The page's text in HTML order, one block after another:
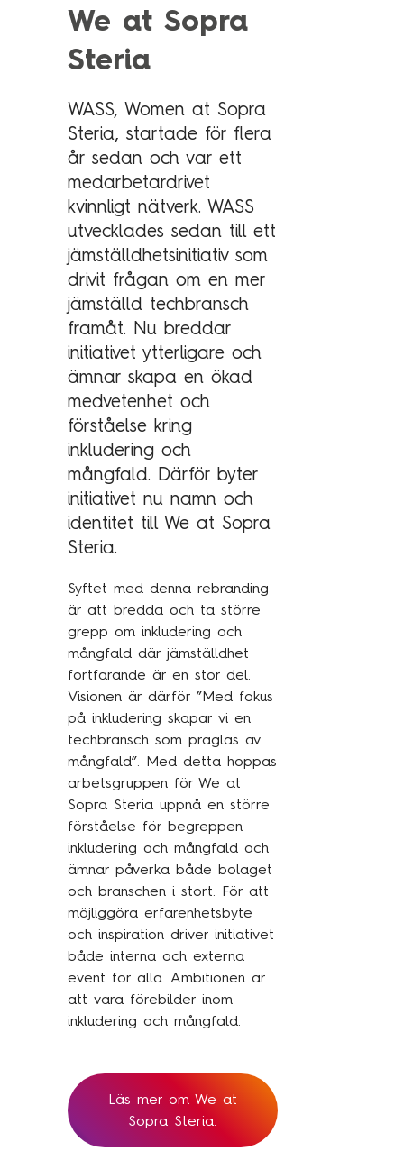
Technology Management
Branschexpertis
Energi
Hälsa & sjukvård
Telekom & media
Industri
Försvar & säkerhet
Medlemsorganisationer
Myndigheter
Transport & fordon
Finans
Kundcase
Om oss
Hållbarhet
Mångfald
Utmärkelser
Våra kontor
Vår historia
Vision och kultur
Karriär
Lediga tjänster
Traineeprogram
Meet the team
Aktuellt
Pressmeddelanden
Insikter
Event & webinars
Rapporter
Det digitala undret
Schweiz
Spanien
Storbritannien
Tyskland
Österrike
Sopra Steria Global
Sopra Banking Software
Sopra HR Software
We at Sopra
Steria
WASS, Women at Sopra
Steria, startade för flera
år sedan och var ett
medarbetardrivet
kvinnligt nätverk. WASS
utvecklades sedan till ett
jämställdhetsinitiativ som
drivit frågan om en mer
jämställd techbransch
framåt. Nu breddar
initiativet ytterligare och
ämnar skapa en ökad
medvetenhet och
förståelse kring
inkludering och
mångfald. Därför byter
initiativet nu namn och
identitet till We at Sopra
Steria.
Syftet med denna rebranding
är att bredda och ta större
grepp om inkludering och
mångfald där jämställdhet
fortfarande är en stor del.
Visionen är därför ”Med fokus
på inkludering skapar vi en
techbransch som präglas av
mångfald”. Med detta hoppas
arbetsgruppen för We at
Sopra Steria uppnå en större
förståelse för begreppen
inkludering och mångfald och
ämnar påverka både bolaget
och branschen i stort. För att
möjliggöra erfarenhetsbyte
och inspiration driver initiativet
både interna och externa
event för alla. Ambitionen är
att vara förebilder inom
inkludering och mångfald.
Läs mer om We at
Sopra Steria.